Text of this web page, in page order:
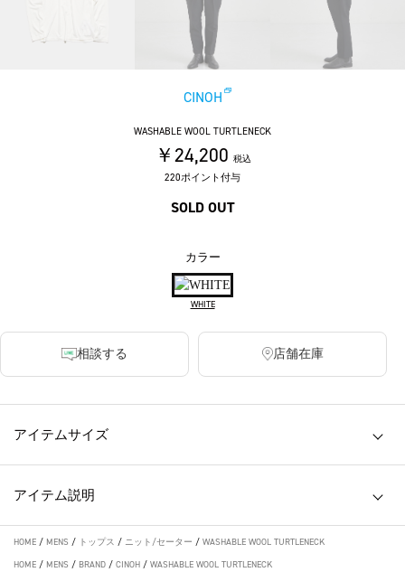
CINOH
WASHABLE WOOL TURTLENECK
￥24,200 税込
220ポイント付与
SOLD OUT
カラー
WHITE
相談する 店舗在庫
アイテムサイズ
アイテム説明
HOME / MENS / トップス / ニット/セーター / WASHABLE WOOL TURTLENECK
HOME / MENS / BRAND / CINOH / WASHABLE WOOL TURTLENECK